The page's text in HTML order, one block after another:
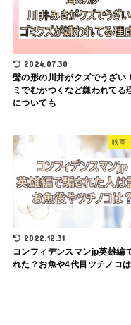
2024.07.30
聲の形の川井がクズでうざい
ミでむかつくなど嫌われてる
についても
映画
2022.12.31
コンフィデンスマンjp英雄編
れた？お魚や4代目ツチノコ